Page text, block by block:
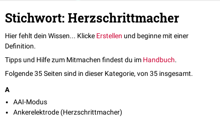
Stichwort: Herzschrittmacher
Hier fehlt dein Wissen... Klicke Erstellen und beginne mit einer
Definition.
Tipps und Hilfe zum Mitmachen findest du im Handbuch.
Folgende 35 Seiten sind in dieser Kategorie, von 35 insgesamt.
A
AAI-Modus
Ankerelektrode (Herzschrittmacher)